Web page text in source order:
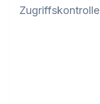
Zugriffskontrolle